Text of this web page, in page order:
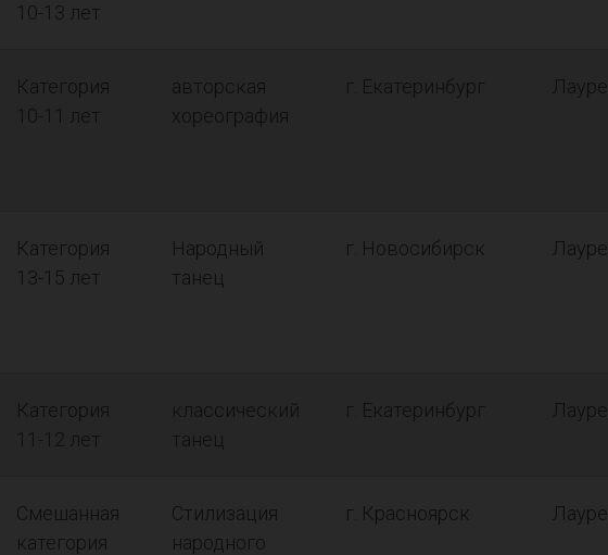
10-13 лет
Категория
10-11 лет
авторская
хореография
г. Екатеринбург
Категория
13-15 лет
Народный
танец
г. Новосибирск
Категория
11-12 лет
классический
танец
г. Екатеринбург
Смешанная
категория
Стилизация
народного
г. Красноярск